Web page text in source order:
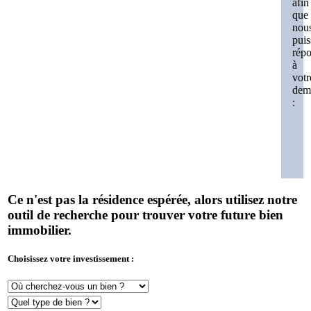
afin
que
à
:
Ce n'est pas la résidence espérée, alors utilisez notre
outil de recherche pour trouver votre future bien
immobilier.
Choisissez votre investissement :